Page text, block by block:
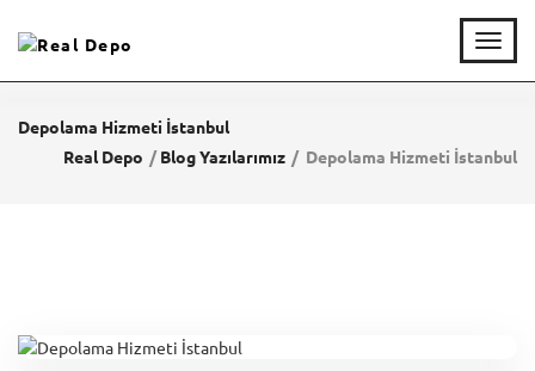
T
o
e
Depolama Hizmeti İstanbul
Real Depo
Blog Yazılarımız Depolama Hizmeti İstanbul